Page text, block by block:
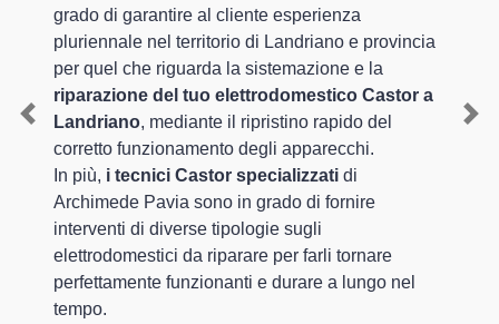
grado di garantire al cliente esperienza
pluriennale nel territorio di Landriano e provincia
per quel che riguarda la sistemazione e la
riparazione del tuo elettrodomestico Castor a
Landriano, mediante il ripristino rapido del
corretto funzionamento degli apparecchi.
In più, i tecnici Castor specializzati di
Archimede Pavia sono in grado di fornire
interventi di diverse tipologie sugli
elettrodomestici da riparare per farli tornare
perfettamente funzionanti e durare a lungo nel
tempo.
Previous